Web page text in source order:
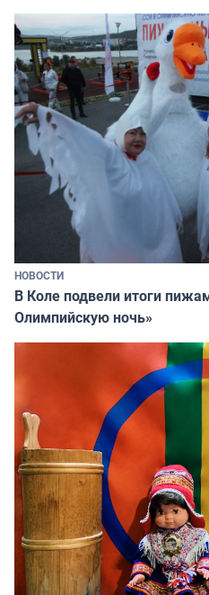
НОВОСТИ
В Коле подвели итоги
Олимпийскую ночь»